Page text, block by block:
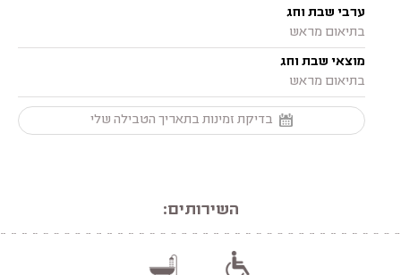
ערבי שבת וחג
בתיאום מראש
מוצאי שבת וחג
בתיאום מראש
בדיקת זמינות בתאריך הטבילה שלי
השירותים: